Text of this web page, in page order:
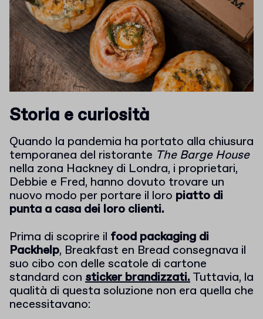
Storia e curiosità
Quando la pandemia ha portato alla chiusura
temporanea del ristorante The Barge House
nella zona Hackney di Londra, i proprietari,
Debbie e Fred, hanno dovuto trovare un
nuovo modo per portare il loro piatto di
punta a casa dei loro clienti.
Prima di scoprire il food packaging di
Packhelp, Breakfast en Bread consegnava il
suo cibo con delle scatole di cartone
standard con sticker brandizzati.Tuttavia, la
qualità di questa soluzione non era quella che
necessitavano: